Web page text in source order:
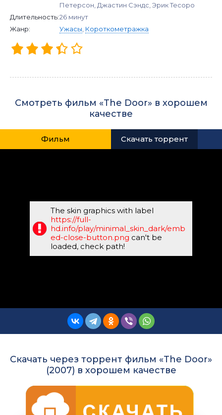
Петерсон, Джастин Сэндс, Эрик Тесоро
Длительность:26 минут
Жанр:
Ужасы Короткометражка
Смотреть фильм «The Door» в хорошем
качестве
Фильм Скачать торрент
The skin graphics with label
https://full-
hd.info/play/minimal_skin_dark/emb
ed-close-button.png can't be
loaded, check path!
Скачать через торрент фильм «The Door»
(2007) в хорошем качестве